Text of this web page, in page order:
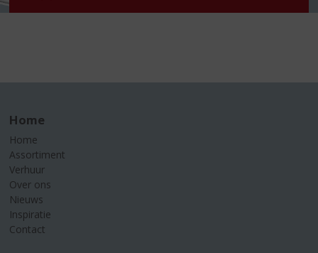
Home
Home
Assortiment
Verhuur
Over ons
Nieuws
Inspiratie
Contact